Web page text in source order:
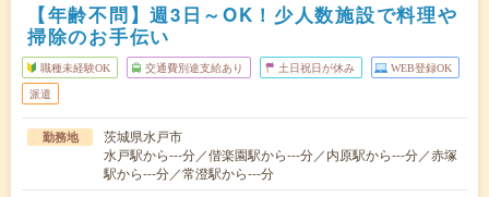
【年齢不問】週3日～OK！少人数施設で料理や
掃除のお手伝い
職種未経験OK 交通費別途支給あり 土日祝日が休み WEB登録OK
派遣
勤務地
茨城県水戸市
水戸駅から---分／偕楽園駅から---分／内原駅から---分／赤塚
駅から---分／常澄駅から---分